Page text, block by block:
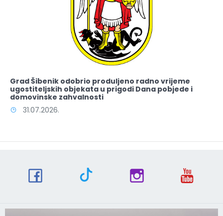
Grad Šibenik odobrio produljeno radno vrijeme
ugostiteljskih objekata u prigodi Dana pobjede i
domovinske zahvalnosti
31.07.2026.